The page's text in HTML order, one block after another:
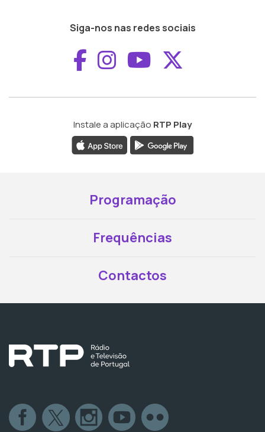
Siga-nos nas redes sociais
Aceder ao
Aceder ao
Aceder ao
Instale a aplicação RTP Play
Programação
Frequências
Contactos